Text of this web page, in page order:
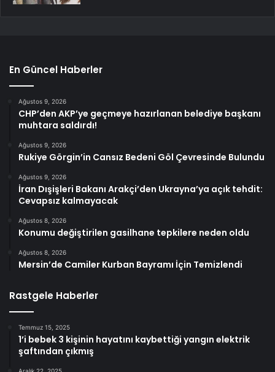
En Güncel Haberler
Ağustos 9, 2026
CHP’den AKP’ye geçmeye hazırlanan belediye başkanı
muhtara saldırdı!
Ağustos 9, 2026
Rukiye Görgin’in Cansız Bedeni Göl Çevresinde Bulundu
Ağustos 9, 2026
İran Dışişleri Bakanı Arakçi’den Ukrayna’ya açık tehdit:
Cevapsız kalmayacak
Ağustos 8, 2026
Konumu değiştirilen gasilhane tepkilere neden oldu
Ağustos 8, 2026
Mersin’de Camiler Kurban Bayramı İçin Temizlendi
Rastgele Haberler
Temmuz 15, 2025
1’i bebek 3 kişinin hayatını kaybettiği yangın elektrik
şaftından çıkmış